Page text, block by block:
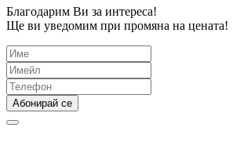
Благодарим Ви за интереса!
Ще ви уведомим при промяна на цената!
Абонирай се